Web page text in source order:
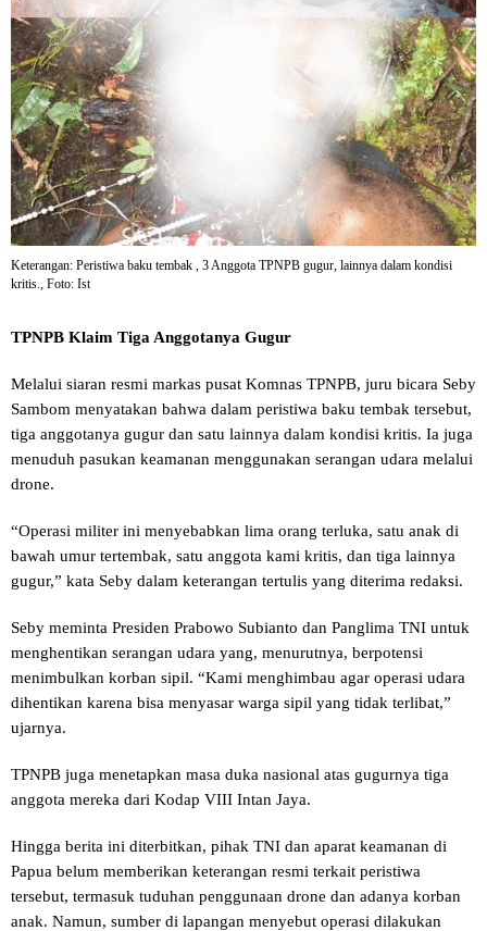
Keterangan: Peristiwa baku tembak , 3 Anggota TPNPB gugur, lainnya dalam kondisi
kritis., Foto: Ist
TPNPB Klaim Tiga Anggotanya Gugur
Melalui siaran resmi markas pusat Komnas TPNPB, juru bicara Seby
Sambom menyatakan bahwa dalam peristiwa baku tembak tersebut,
tiga anggotanya gugur dan satu lainnya dalam kondisi kritis. Ia juga
menuduh pasukan keamanan menggunakan serangan udara melalui
drone.
“Operasi militer ini menyebabkan lima orang terluka, satu anak di
bawah umur tertembak, satu anggota kami kritis, dan tiga lainnya
gugur,” kata Seby dalam keterangan tertulis yang diterima redaksi.
Seby meminta Presiden Prabowo Subianto dan Panglima TNI untuk
menghentikan serangan udara yang, menurutnya, berpotensi
menimbulkan korban sipil. “Kami menghimbau agar operasi udara
dihentikan karena bisa menyasar warga sipil yang tidak terlibat,”
ujarnya.
TPNPB juga menetapkan masa duka nasional atas gugurnya tiga
anggota mereka dari Kodap VIII Intan Jaya.
Hingga berita ini diterbitkan, pihak TNI dan aparat keamanan di
Papua belum memberikan keterangan resmi terkait peristiwa
tersebut, termasuk tuduhan penggunaan drone dan adanya korban
anak. Namun, sumber di lapangan menyebut operasi dilakukan